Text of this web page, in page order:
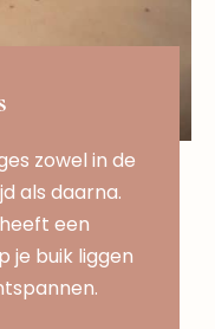
zowel in de
als daarna.
een
je buik liggen